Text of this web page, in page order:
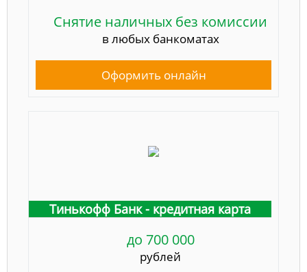
Снятие наличных без комиссии
в любых банкоматах
Оформить онлайн
Тинькофф Банк - кредитная карта
до 700 000
рублей